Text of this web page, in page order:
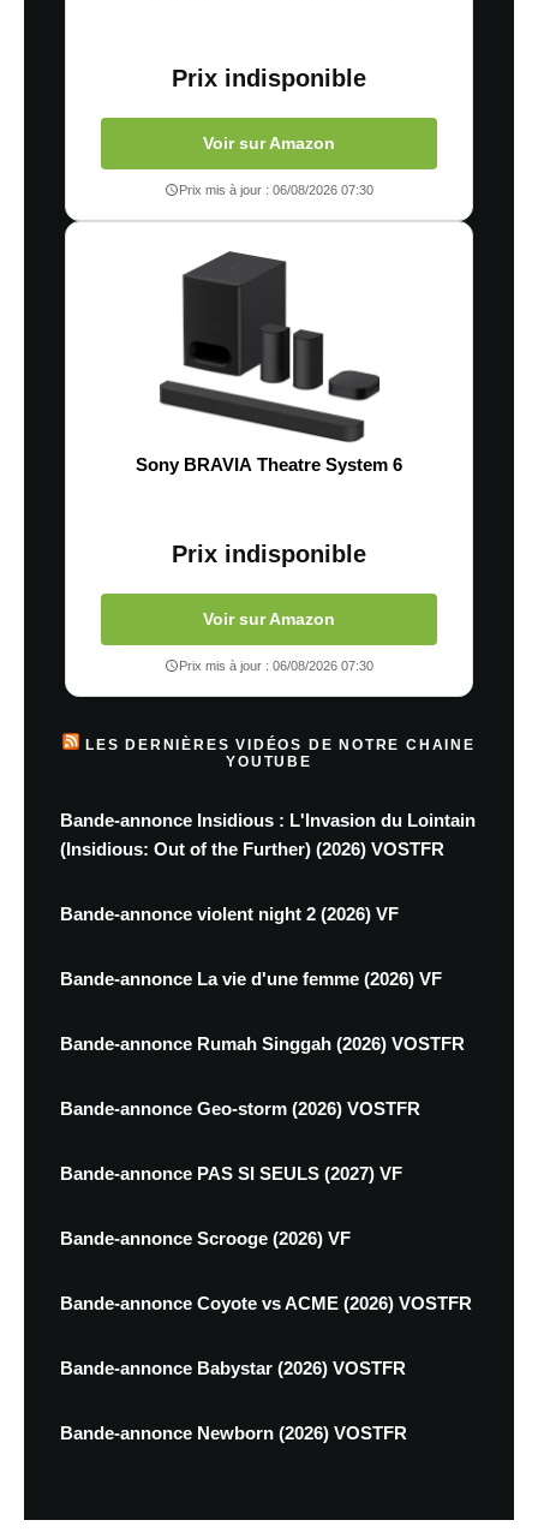
Prix indisponible
Voir sur Amazon
Prix mis à jour : 06/08/2026 07:30
Sony BRAVIA Theatre System 6
Prix indisponible
Voir sur Amazon
Prix mis à jour : 06/08/2026 07:30
LES DERNIÈRES VIDÉOS DE NOTRE CHAINE
YOUTUBE
Bande-annonce Insidious : L'Invasion du Lointain
(Insidious: Out of the Further) (2026) VOSTFR
Bande-annonce violent night 2 (2026) VF
Bande-annonce La vie d'une femme (2026) VF
Bande-annonce Rumah Singgah (2026) VOSTFR
Bande-annonce Geo-storm (2026) VOSTFR
Bande-annonce PAS SI SEULS (2027) VF
Bande-annonce Scrooge (2026) VF
Bande-annonce Coyote vs ACME (2026) VOSTFR
Bande-annonce Babystar (2026) VOSTFR
Bande-annonce Newborn (2026) VOSTFR